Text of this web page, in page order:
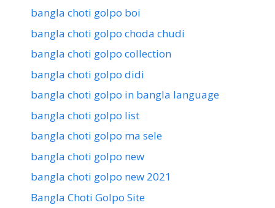
bangla choti golpo boi
bangla choti golpo choda chudi
bangla choti golpo collection
bangla choti golpo didi
bangla choti golpo in bangla language
bangla choti golpo list
bangla choti golpo ma sele
bangla choti golpo new
bangla choti golpo new 2021
Bangla Choti Golpo Site